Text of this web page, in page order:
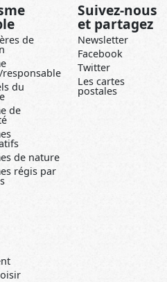
de
du
de
de nature
régis par
Suivez-nous
et partagez
Newsletter
Facebook
Twitter
Les cartes
postales